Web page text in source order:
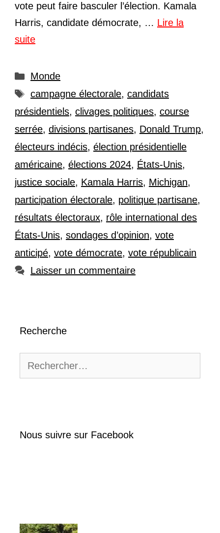
vote peut faire basculer l’élection. Kamala
Harris, candidate démocrate, … Lire la
suite
Catégories
Monde
Étiquettes
campagne électorale, candidats
présidentiels, clivages politiques, course
serrée, divisions partisanes, Donald Trump,
électeurs indécis, élection présidentielle
américaine, élections 2024, États-Unis,
justice sociale, Kamala Harris, Michigan,
participation électorale, politique partisane,
résultats électoraux, rôle international des
États-Unis, sondages d’opinion, vote
anticipé, vote démocrate, vote républicain
Laisser un commentaire
Recherche
Nous suivre sur Facebook